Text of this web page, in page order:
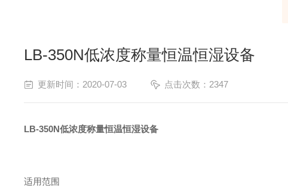
LB-350N低浓度称量恒温恒湿设备
更新时间：2020-07-03 点击次数：2347
LB-350N低浓度称量恒温恒湿设备
适用范围